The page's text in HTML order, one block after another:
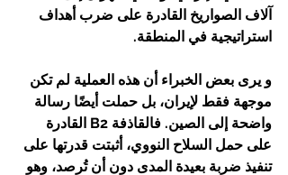
آلاف الصواريخ القادرة على ضرب أهداف
استراتيجية في المنطقة.
و يرى بعض الخبراء أن هذه العملية لم تكن
موجهة فقط لإيران، بل حملت أيضًا رسالة
واضحة إلى الصين. فالقاذفة B2 القادرة
على حمل السلاح النووي، أثبتت قدرتها على
تنفيذ ضربة بعيدة المدى دون أن تُرصد، وهو